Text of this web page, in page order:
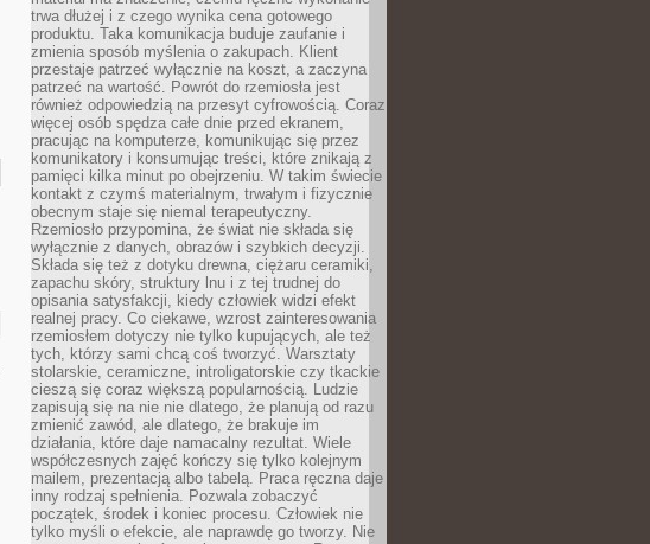
trwa dłużej i z czego wynika cena gotowego
produktu. Taka komunikacja buduje zaufanie i
zmienia sposób myślenia o zakupach. Klient
przestaje patrzeć wyłącznie na koszt, a zaczyna
patrzeć na wartość. Powrót do rzemiosła jest
również odpowiedzią na przesyt cyfrowością. Coraz
więcej osób spędza całe dnie przed ekranem,
pracując na komputerze, komunikując się przez
komunikatory i konsumując treści, które znikają z
pamięci kilka minut po obejrzeniu. W takim świecie
kontakt z czymś materialnym, trwałym i fizycznie
obecnym staje się niemal terapeutyczny.
Rzemiosło przypomina, że świat nie składa się
wyłącznie z danych, obrazów i szybkich decyzji.
Składa się też z dotyku drewna, ciężaru ceramiki,
zapachu skóry, struktury lnu i z tej trudnej do
opisania satysfakcji, kiedy człowiek widzi efekt
realnej pracy. Co ciekawe, wzrost zainteresowania
rzemiosłem dotyczy nie tylko kupujących, ale też
tych, którzy sami chcą coś tworzyć. Warsztaty
stolarskie, ceramiczne, introligatorskie czy tkackie
cieszą się coraz większą popularnością. Ludzie
zapisują się na nie nie dlatego, że planują od razu
zmienić zawód, ale dlatego, że brakuje im
działania, które daje namacalny rezultat. Wiele
współczesnych zajęć kończy się tylko kolejnym
mailem, prezentacją albo tabelą. Praca ręczna daje
inny rodzaj spełnienia. Pozwala zobaczyć
początek, środek i koniec procesu. Człowiek nie
tylko myśli o efekcie, ale naprawdę go tworzy. Nie